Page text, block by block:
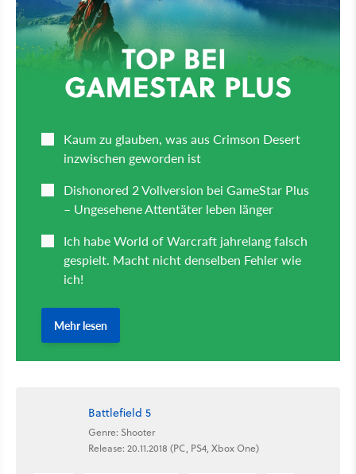
Battlefield 5
Genre: Shooter
Release: 20.11.2018 (PC, PS4, Xbox One)